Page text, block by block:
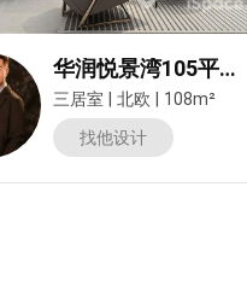
华润悦景湾105平米三居室北欧风装修案例
三居室 北欧
108m²
找他设计